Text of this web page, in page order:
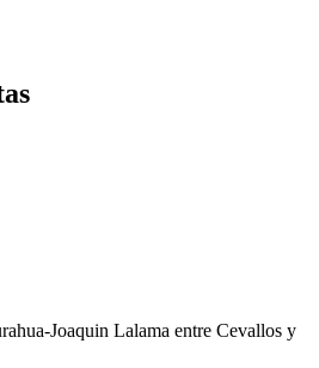
Joaquin Lalama entre Cevallos y